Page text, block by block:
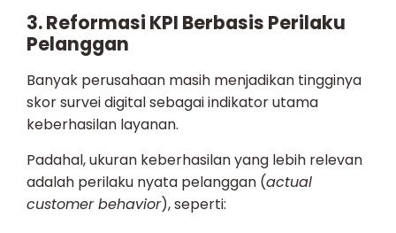
3. Reformasi KPI Berbasis Perilaku
Pelanggan
Banyak perusahaan masih menjadikan tingginya
skor survei digital sebagai indikator utama
keberhasilan layanan.
Padahal, ukuran keberhasilan yang lebih relevan
adalah perilaku nyata pelanggan (actual
customer behavior), seperti: